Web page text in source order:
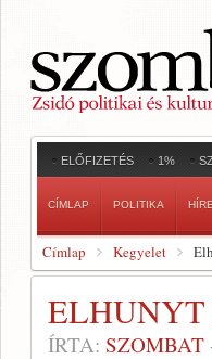
ELŐFIZETÉS 1%
CÍMLAP POLITIKA
Címlap Kegyelet
ELHUNYT
ÍRTA: SZOMBAT